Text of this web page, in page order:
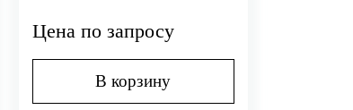
Цена по запросу
В корзину